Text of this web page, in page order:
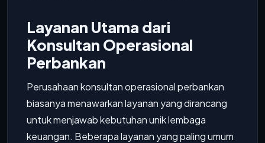
Layanan Utama dari
Konsultan Operasional
Perbankan
Perusahaan konsultan operasional perbankan
biasanya menawarkan layanan yang dirancang
untuk menjawab kebutuhan unik lembaga
keuangan. Beberapa layanan yang paling umum